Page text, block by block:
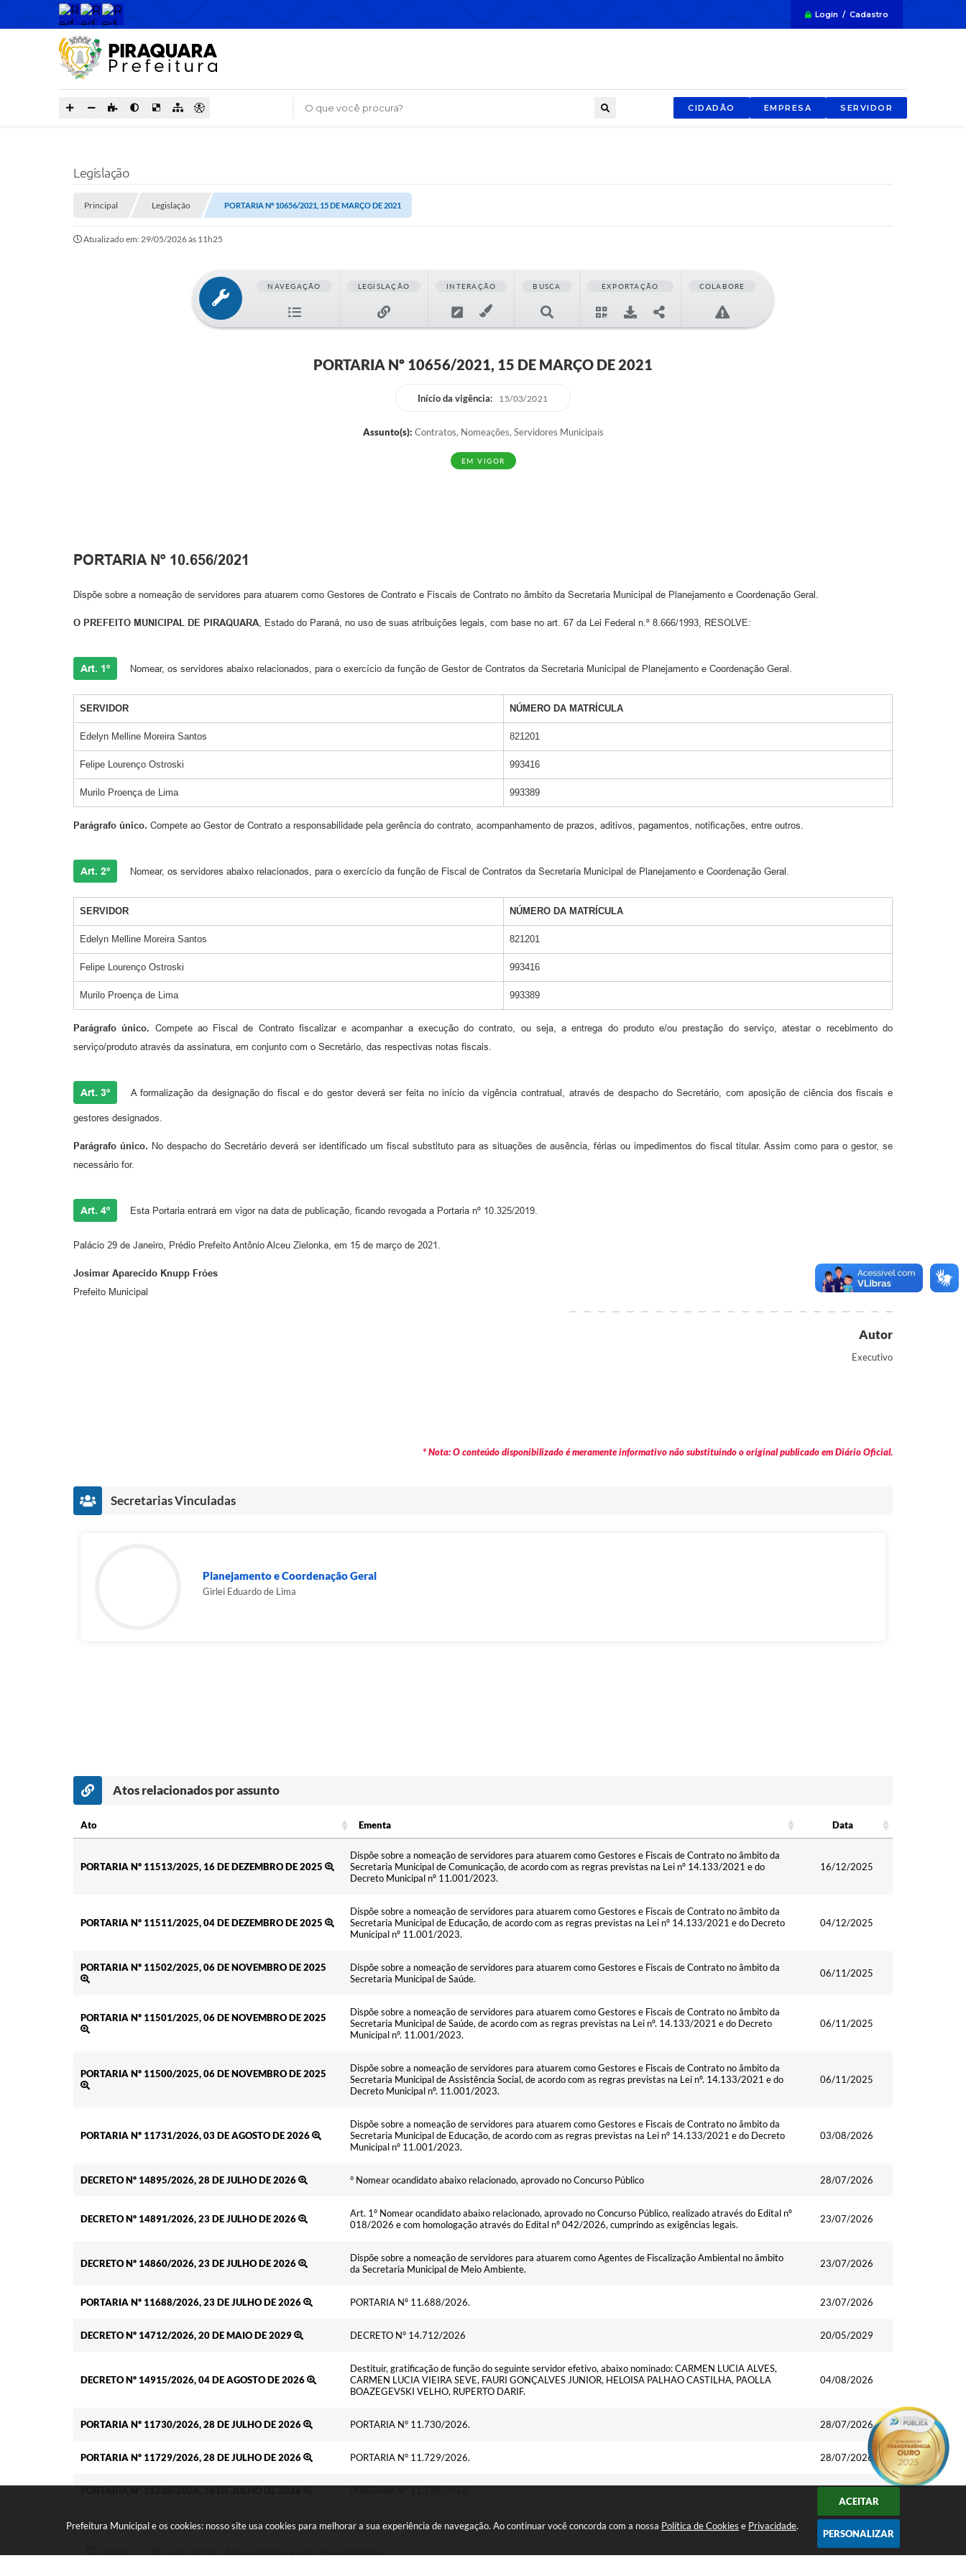
Prefeitura Municipal e os cookies: nosso site usa cookies para melhorar a sua experiência de navegação. Ao continuar você concorda com a nossa Política de Cookies e Privacidade.
ACEITAR
PERSONALIZAR
Login / Cadastro
O que você procura? CIDADÃO EMPRESA SERVIDOR
Legislação
Principal Legislação PORTARIA Nº 10656/2021, 15 DE MARÇO DE 2021
Atualizado em: 29/05/2026 às 11h25
NAVEGAÇÃO LEGISLAÇÃO INTERAÇÃO BUSCA EXPORTAÇÃO COLABORE
PORTARIA Nº 10656/2021, 15 DE MARÇO DE 2021
Início da vigência: 15/03/2021
Assunto(s): Contratos, Nomeações, Servidores Municipais
EM VIGOR
PORTARIA Nº 10.656/2021
Dispõe sobre a nomeação de servidores para atuarem como Gestores de Contrato e Fiscais de Contrato no âmbito da Secretaria Municipal de Planejamento e Coordenação Geral.
O PREFEITO MUNICIPAL DE PIRAQUARA , Estado do Paraná, no uso de suas atribuições legais, com base no art. 67 da Lei Federal n.º 8.666/1993, RESOLVE:
Art. 1º Nomear, os servidores abaixo relacionados, para o exercício da função de Gestor de Contratos da Secretaria Municipal de Planejamento e Coordenação Geral.
SERVIDOR NÚMERO DA MATRÍCULA
Edelyn Melline Moreira Santos 821201
Felipe Lourenço Ostroski 993416
Murilo Proença de Lima 993389
Parágrafo único. Compete ao Gestor de Contrato a responsabilidade pela gerência do contrato, acompanhamento de prazos, aditivos, pagamentos, notificações, entre outros.
Art. 2º Nomear, os servidores abaixo relacionados, para o exercício da função de Fiscal de Contratos da Secretaria Municipal de Planejamento e Coordenação Geral.
SERVIDOR NÚMERO DA MATRÍCULA
Edelyn Melline Moreira Santos 821201
Felipe Lourenço Ostroski 993416
Murilo Proença de Lima 993389
Parágrafo único. Compete ao Fiscal de Contrato fiscalizar e acompanhar a execução do contrato, ou seja, a entrega do produto e/ou prestação do serviço, atestar o recebimento do
serviço/produto através da assinatura, em conjunto com o Secretário, das respectivas notas fiscais.
Art. 3º A formalização da designação do fiscal e do gestor deverá ser feita no início da vigência contratual, através de despacho do Secretário, com aposição de ciência dos fiscais e
gestores designados.
Parágrafo único. No despacho do Secretário deverá ser identificado um fiscal substituto para as situações de ausência, férias ou impedimentos do fiscal titular. Assim como para o gestor, se
necessário for.
Art. 4º Esta Portaria entrará em vigor na data de publicação, ficando revogada a Portaria nº 10.325/2019.
Palácio 29 de Janeiro, Prédio Prefeito Antônio Alceu Zielonka, em 15 de março de 2021.
Josimar Aparecido Knupp Fróes
Prefeito Municipal
Autor
Executivo
* Nota: O conteúdo disponibilizado é meramente informativo não substituindo o original publicado em Diário Oficial.
Secretarias Vinculadas
Planejamento e Coordenação Geral
Girlei Eduardo de Lima
Atos relacionados por assunto
Ato Ementa
Data
PORTARIA Nº 11513/2025, 16 DE DEZEMBRO DE 2025
Dispõe sobre a nomeação de servidores para atuarem como Gestores e Fiscais de Contrato no âmbito da
Secretaria Municipal de Comunicação, de acordo com as regras previstas na Lei nº 14.133/2021 e do
Decreto Municipal nº 11.001/2023.
16/12/2025
PORTARIA Nº 11511/2025, 04 DE DEZEMBRO DE 2025
Dispõe sobre a nomeação de servidores para atuarem como Gestores e Fiscais de Contrato no âmbito da
Secretaria Municipal de Educação, de acordo com as regras previstas na Lei nº 14.133/2021 e do Decreto
Municipal nº 11.001/2023.
04/12/2025
PORTARIA Nº 11502/2025, 06 DE NOVEMBRO DE 2025
Dispõe sobre a nomeação de servidores para atuarem como Gestores e Fiscais de Contrato no âmbito da
Secretaria Municipal de Saúde.
06/11/2025
PORTARIA Nº 11501/2025, 06 DE NOVEMBRO DE 2025
Dispõe sobre a nomeação de servidores para atuarem como Gestores e Fiscais de Contrato no âmbito da
Secretaria Municipal de Saúde, de acordo com as regras previstas na Lei nº. 14.133/2021 e do Decreto
Municipal nº. 11.001/2023.
06/11/2025
PORTARIA Nº 11500/2025, 06 DE NOVEMBRO DE 2025
Dispõe sobre a nomeação de servidores para atuarem como Gestores e Fiscais de Contrato no âmbito da
Secretaria Municipal de Assistência Social, de acordo com as regras previstas na Lei nº. 14.133/2021 e do
Decreto Municipal nº. 11.001/2023.
06/11/2025
PORTARIA Nº 11731/2026, 03 DE AGOSTO DE 2026
Dispõe sobre a nomeação de servidores para atuarem como Gestores e Fiscais de Contrato no âmbito da
Secretaria Municipal de Educação, de acordo com as regras previstas na Lei nº 14.133/2021 e do Decreto
Municipal nº 11.001/2023.
03/08/2026
DECRETO Nº 14895/2026, 28 DE JULHO DE 2026 ° Nomear ocandidato abaixo relacionado, aprovado no Concurso Público 28/07/2026
DECRETO Nº 14891/2026, 23 DE JULHO DE 2026
Art. 1° Nomear ocandidato abaixo relacionado, aprovado no Concurso Público, realizado através do Edital nº
018/2026 e com homologação através do Edital nº 042/2026, cumprindo as exigências legais.
23/07/2026
DECRETO Nº 14860/2026, 23 DE JULHO DE 2026
Dispõe sobre a nomeação de servidores para atuarem como Agentes de Fiscalização Ambiental no âmbito
da Secretaria Municipal de Meio Ambiente.
23/07/2026
PORTARIA Nº 11688/2026, 23 DE JULHO DE 2026 PORTARIA Nº 11.688/2026. 23/07/2026
DECRETO Nº 14712/2026, 20 DE MAIO DE 2029 DECRETO N° 14.712/2026 20/05/2029
DECRETO Nº 14915/2026, 04 DE AGOSTO DE 2026
Destituir, gratificação de função do seguinte servidor efetivo, abaixo nominado: CARMEN LUCIA ALVES,
CARMEN LUCIA VIEIRA SEVE, FAURI GONÇALVES JUNIOR, HELOISA PALHAO CASTILHA, PAOLLA
BOAZEGEVSKI VELHO, RUPERTO DARIF.
04/08/2026
PORTARIA Nº 11730/2026, 28 DE JULHO DE 2026 PORTARIA N° 11.730/2026. 28/07/2026
PORTARIA Nº 11729/2026, 28 DE JULHO DE 2026 PORTARIA N° 11.729/2026. 28/07/2026
28/07/2026